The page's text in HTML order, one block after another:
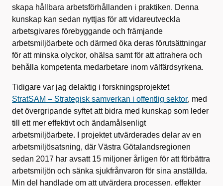
skapa hållbara arbetsförhållanden i praktiken. Denna
kunskap kan sedan nyttjas för att vidareutveckla
arbetsgivares förebyggande och främjande
arbetsmiljöarbete och därmed öka deras förutsättningar
för att minska olyckor, ohälsa samt för att attrahera och
behålla kompetenta medarbetare inom välfärdsyrkena.
Tidigare var jag delaktig i forskningsprojektet
StratSAM – Strategisk samverkan i offentlig sektor, med
det övergripande syftet att bidra med kunskap som leder
till ett mer effektivt och ändamålsenligt
arbetsmiljöarbete. I projektet utvärderades delar av en
arbetsmiljösatsning, där Västra Götalandsregionen
sedan 2017 har avsatt 15 miljoner årligen för att förbättra
arbetsmiljön och sänka sjukfrånvaron för sina anställda.
Min del handlade om att utvärdera processen, effekter